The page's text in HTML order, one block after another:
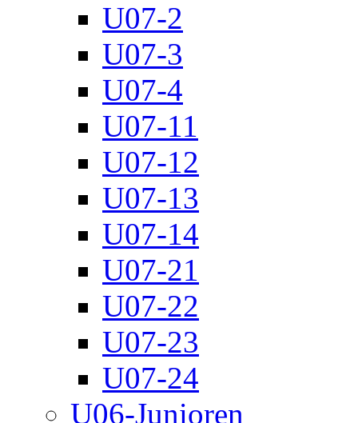
U07-2
U07-3
U07-4
U07-11
U07-12
U07-13
U07-14
U07-21
U07-22
U07-23
U07-24
U06-Junioren